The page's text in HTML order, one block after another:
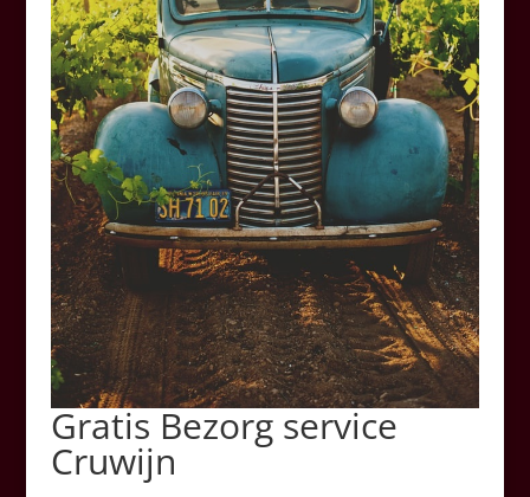
Gratis Bezorg service
Cruwijn